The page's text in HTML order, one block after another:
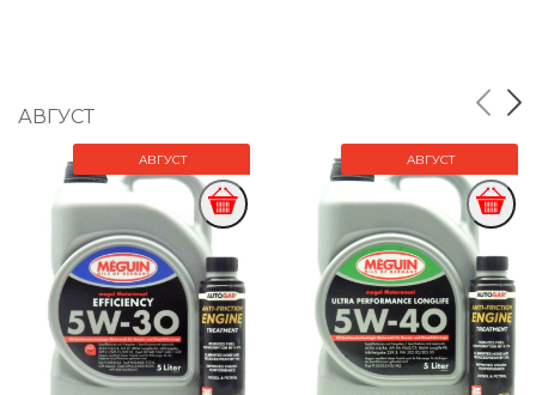
АВГУСТ
АВГУСТ АВГУСТ